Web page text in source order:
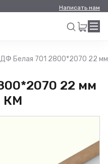
Написать нам
Искать
Белая 701 2800*2070 22 мм
22 мм
КМ